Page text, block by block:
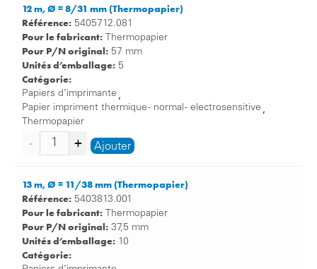
12 m, Ø = 8/31 mm (Thermopapier)
Référence: 5405712.081
Pour le fabricant: Thermopapier
Pour P/N original: 57 mm
Unités d’emballage: 5
Catégorie:
Papiers d’imprimante ,
Papier impriment thermique - normal - electrosensitive ,
Thermopapier
Ajouter
13 m, Ø = 11/38 mm (Thermopapier)
Référence: 5403813.001
Pour le fabricant: Thermopapier
Pour P/N original: 37,5 mm
Unités d’emballage: 10
Catégorie: